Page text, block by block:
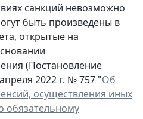
санкций невозможно
быть произведены в
открытые на
(Постановление
2022 г. № 757 "Об
осуществления иных
обязательному